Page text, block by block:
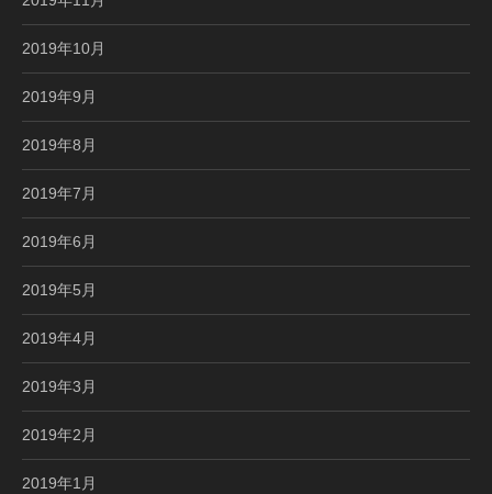
2019年10月
2019年9月
2019年8月
2019年7月
2019年6月
2019年5月
2019年4月
2019年3月
2019年2月
2019年1月